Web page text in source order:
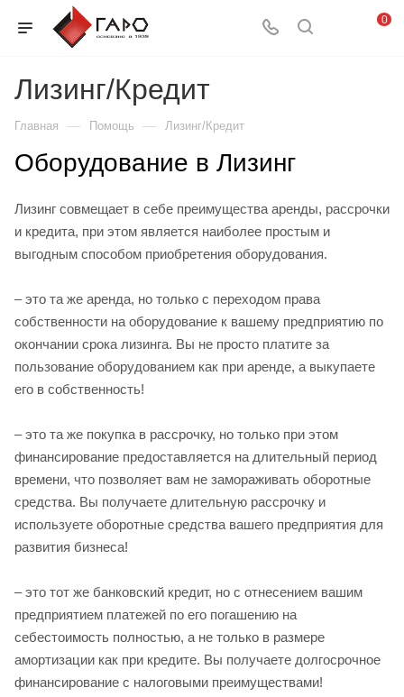
0
Лизинг/Кредит
Главная — Помощь — Лизинг/Кредит
Оборудование в Лизинг
Лизинг совмещает в себе преимущества аренды, рассрочки
и кредита, при этом является наиболее простым и
выгодным способом приобретения оборудования.
– это та же аренда, но только с переходом права
собственности на оборудование к вашему предприятию по
окончании срока лизинга. Вы не просто платите за
пользование оборудованием как при аренде, а выкупаете
его в собственность!
– это та же покупка в рассрочку, но только при этом
финансирование предоставляется на длительный период
времени, что позволяет вам не замораживать оборотные
средства. Вы получаете длительную рассрочку и
используете оборотные средства вашего предприятия для
развития бизнеса!
– это тот же банковский кредит, но с отнесением вашим
предприятием платежей по его погашению на
себестоимость полностью, а не только в размере
амортизации как при кредите. Вы получаете долгосрочное
финансирование с налоговыми преимуществами!